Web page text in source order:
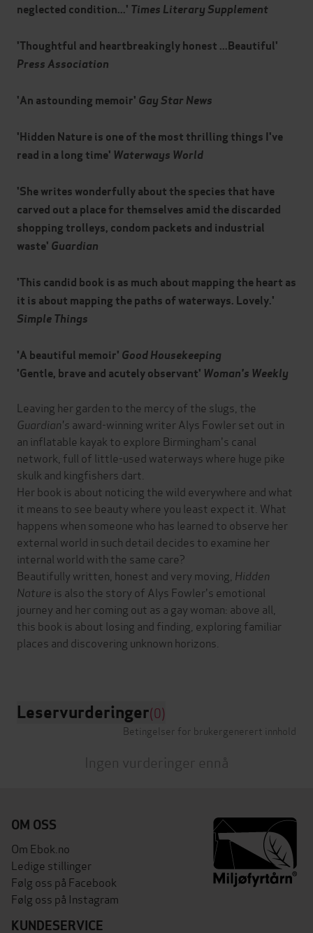
neglected condition...' Times Literary Supplement
'Thoughtful and heartbreakingly honest ...Beautiful'
Press Association
'An astounding memoir' Gay Star News
'Hidden Nature is one of the most thrilling things I've
read in a long time' Waterways World
'She writes wonderfully about the species that have
carved out a place for themselves amid the discarded
shopping trolleys, condom packets and industrial
waste' Guardian
'This candid book is as much about mapping the heart as
it is about mapping the paths of waterways. Lovely.'
Simple Things
'A beautiful memoir' Good Housekeeping
'Gentle, brave and acutely observant' Woman's Weekly
Leaving her garden to the mercy of the slugs, the
Guardian's award-winning writer Alys Fowler set out in
an inflatable kayak to explore Birmingham's canal
network, full of little-used waterways where huge pike
skulk and kingfishers dart.
Her book is about noticing the wild everywhere and what
it means to see beauty where you least expect it. What
happens when someone who has learned to observe her
external world in such detail decides to examine her
internal world with the same care?
Beautifully written, honest and very moving, Hidden
Nature is also the story of Alys Fowler's emotional
journey and her coming out as a gay woman: above all,
this book is about losing and finding, exploring familiar
places and discovering unknown horizons.
Leservurderinger(0)
Betingelser for brukergenerert innhold
Ingen vurderinger ennå
OM OSS
Om Ebok.no
Ledige stillinger
Følg oss på Facebook
Følg oss på Instagram
KUNDESERVICE